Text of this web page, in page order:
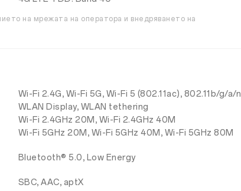
на мрежата на оператора и внедряването на
Wi-Fi 2.4G, Wi-Fi 5G, Wi-Fi 5 (802.11ac), 802.11b/g/a/n
WLAN Display, WLAN tethering
Wi-Fi 2.4GHz 20M, Wi-Fi 2.4GHz 40M
Wi-Fi 5GHz 20M, Wi-Fi 5GHz 40M, Wi-Fi 5GHz 80M
Bluetooth® 5.0, Low Energy
SBC, AAC, aptX